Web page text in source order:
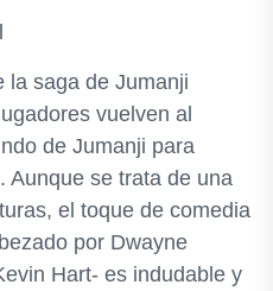
la saga de Jumanji
vuelven al
de Jumanji para
Aunque se trata de una
el toque de comedia
por Dwayne
Hart- es indudable y